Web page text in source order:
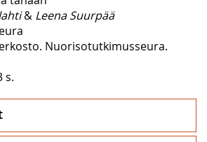
& Leena Suurpää
Nuorisotutkimusseura.
s.